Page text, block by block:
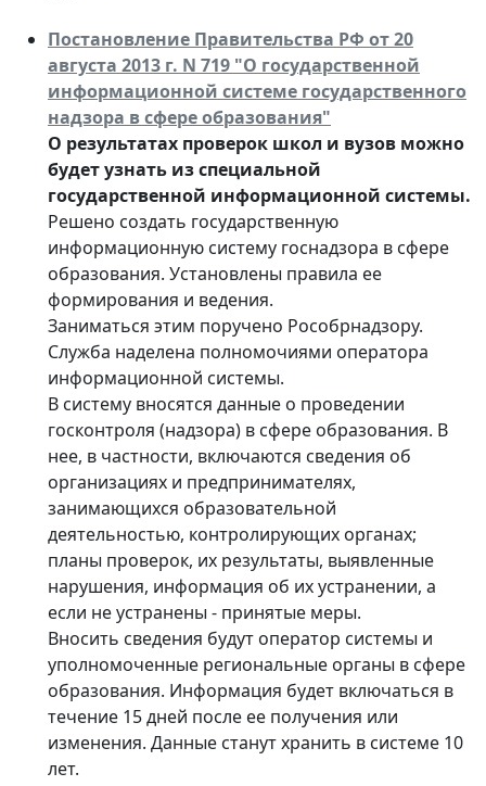
Постановление Правительства РФ от 20
августа 2013 г. N 719 "О государственной
информационной системе государственного
надзора в сфере образования"
О результатах проверок школ и вузов можно
будет узнать из специальной
государственной информационной системы.
Решено создать государственную
информационную систему госнадзора в сфере
образования. Установлены правила ее
формирования и ведения.
Заниматься этим поручено Рособрнадзору.
Служба наделена полномочиями оператора
информационной системы.
В систему вносятся данные о проведении
госконтроля (надзора) в сфере образования. В
нее, в частности, включаются сведения об
организациях и предпринимателях,
занимающихся образовательной
деятельностью, контролирующих органах;
планы проверок, их результаты, выявленные
нарушения, информация об их устранении, а
если не устранены - принятые меры.
Вносить сведения будут оператор системы и
уполномоченные региональные органы в сфере
образования. Информация будет включаться в
течение 15 дней после ее получения или
изменения. Данные станут хранить в системе 10
лет.